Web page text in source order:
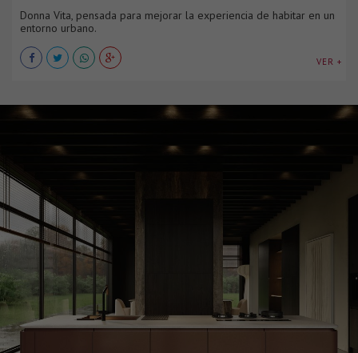
Donna Vita, pensada para mejorar la experiencia de habitar en un
entorno urbano.
VER +